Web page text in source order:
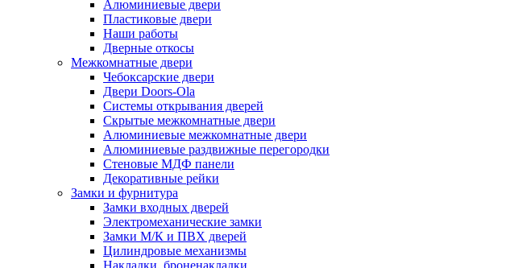
Алюминиевые двери
Пластиковые двери
Наши работы
Дверные откосы
Межкомнатные двери
Чебоксарские двери
Двери Doors-Ola
Системы открывания дверей
Скрытые межкомнатные двери
Алюминиевые межкомнатные двери
Алюминиевые раздвижные перегородки
Стеновые МДФ панели
Декоративные рейки
Замки и фурнитура
Замки входных дверей
Электромеханические замки
Замки М/К и ПВХ дверей
Цилиндровые механизмы
Накладки, броненакладки